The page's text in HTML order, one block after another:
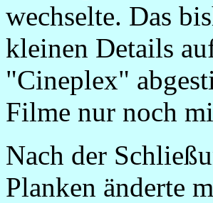
wechselte. Das
kleinen Details
"Cineplex"
Filme nur noch
Nach der
Planken änderte